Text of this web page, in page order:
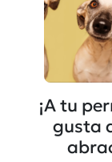
¡A tu
gusta